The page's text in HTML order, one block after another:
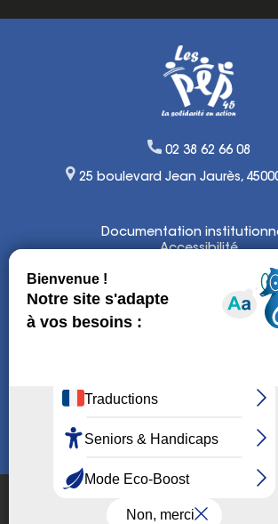
02 38 62 66 08
25 boulevard Jean Jaurès,
Documentation
Accessibilité
Politique de
de gestion de cookies
Linkedin
This site uses cookies and gives you control